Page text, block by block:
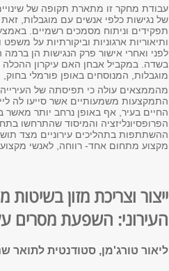
עבודת מחקר זו מתארת תקופה של
של נגישות כלפי אנשים עם מוגבלות,
תפקידים וניתוח מסמכים רשמיים.
ותיאוריות ארגוניות וביקורתיות על
לפני ואחרי אישור פרק הנגישות הן
בשדה. במקביל אבחן האם עיקרון
מוגבלות, המנוסחים באופן פורמלי
מהממצאים עולה כי תפיסתה של
התמקצעות משמעותיים אשר סייעו לה
החיים בעיר, אף באופן נרחב יותר
הפרופסיונליזציה והמיסוד שהתרחשו
ההשתתפות בתהליכים עירוניים מצד
מקצוע מתחום אחד- רווחה, לאנשי מקצוע
ייצור וצריכת מזון
העירוני: השפעת מסרים
ליאור טורג'מן, סטודנטית לתואר